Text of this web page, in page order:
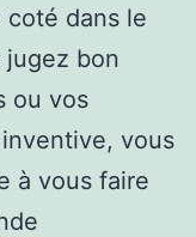
coté dans le
jugez bon
ou vos
vous
à vous faire